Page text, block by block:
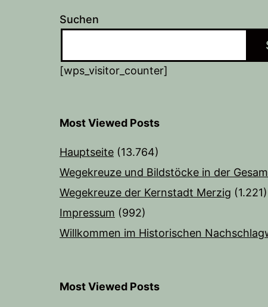
Suchen
[wps_visitor_counter]
Most Viewed Posts
Hauptseite (13.764)
Wegekreuze und Bildstöcke in der
Wegekreuze der Kernstadt Merzig (1.221)
Impressum (992)
Willkommen im Historischen
Most Viewed Posts